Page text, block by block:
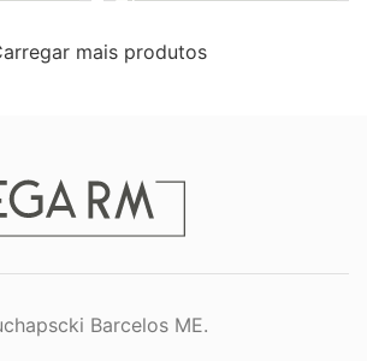
mais produtos
Barcelos ME.